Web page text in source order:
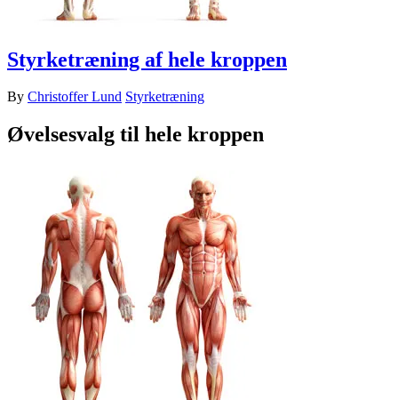
Styrketræning af hele kroppen
By Christoffer Lund Styrketræning
Øvelsesvalg til hele kroppen